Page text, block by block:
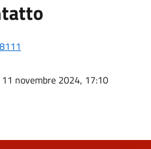
11 novembre 2024, 17:10